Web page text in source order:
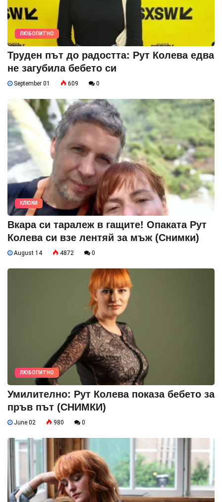
ЛЮБОПИТНО
Труден път до радостта: Рут Колева едва
не загубила бебето си
September 01 609 0
КЛЮКИ
Вкара си таралеж в гащите! Опаката Рут
Колева си взе лентяй за мъж (Снимки)
August 14 4872 0
ЛЮБОПИТНО
Умилително: Рут Колева показа бебето за
пръв път (СНИМКИ)
June 02 980 0